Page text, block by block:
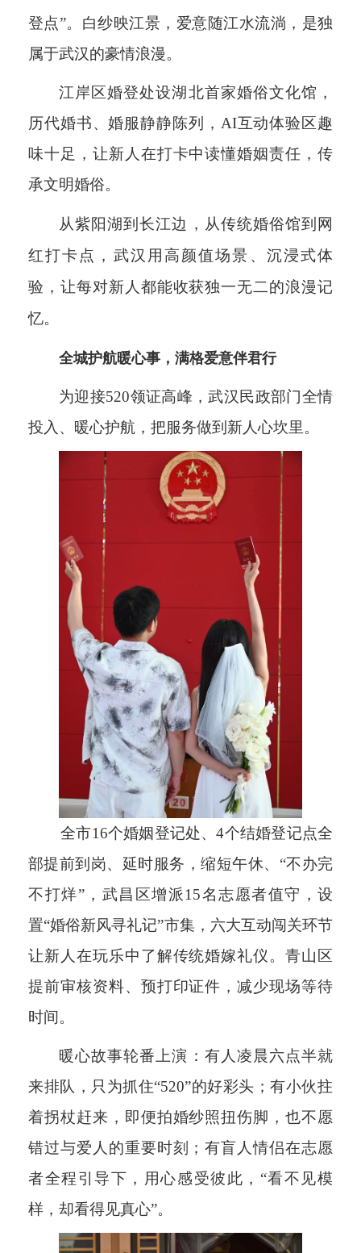
登点”。白纱映江景，爱意随江水流淌，是独
属于武汉的豪情浪漫。
江岸区婚登处设湖北首家婚俗文化馆，
历代婚书、婚服静静陈列，AI互动体验区趣
味十足，让新人在打卡中读懂婚姻责任，传
承文明婚俗。
从紫阳湖到长江边，从传统婚俗馆到网
红打卡点，武汉用高颜值场景、沉浸式体
验，让每对新人都能收获独一无二的浪漫记
忆。
全城护航暖心事，满格爱意伴君行
为迎接520领证高峰，武汉民政部门全情
投入、暖心护航，把服务做到新人心坎里。
全市16个婚姻登记处、4个结婚登记点全
部提前到岗、延时服务，缩短午休、“不办完
不打烊”，武昌区增派15名志愿者值守，设
置“婚俗新风寻礼记”市集，六大互动闯关环节
让新人在玩乐中了解传统婚嫁礼仪。青山区
提前审核资料、预打印证件，减少现场等待
时间。
暖心故事轮番上演：有人凌晨六点半就
来排队，只为抓住“520”的好彩头；有小伙拄
着拐杖赶来，即便拍婚纱照扭伤脚，也不愿
错过与爱人的重要时刻；有盲人情侣在志愿
者全程引导下，用心感受彼此，“看不见模
样，却看得见真心”。